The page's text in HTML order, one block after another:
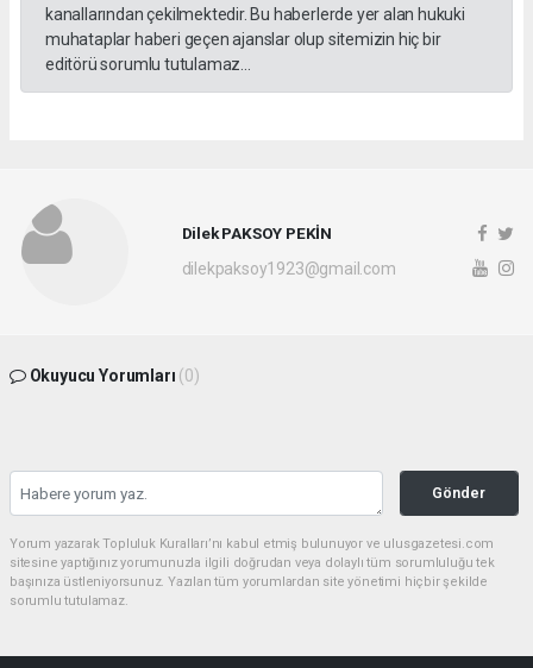
kanallarından çekilmektedir. Bu haberlerde yer alan hukuki
muhataplar haberi geçen ajanslar olup sitemizin hiç bir
editörü sorumlu tutulamaz...
Dilek PAKSOY PEKİN
dilekpaksoy1923@gmail.com
Okuyucu Yorumları (0)
Gönder
Yorum yazarak Topluluk Kuralları’nı kabul etmiş bulunuyor ve ulusgazetesi.com
sitesine yaptığınız yorumunuzla ilgili doğrudan veya dolaylı tüm sorumluluğu tek
başınıza üstleniyorsunuz. Yazılan tüm yorumlardan site yönetimi hiçbir şekilde
sorumlu tutulamaz.